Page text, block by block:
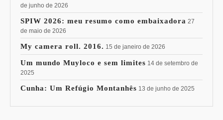
de junho de 2026
SPIW 2026: meu resumo como embaixadora 27
de maio de 2026
My camera roll. 2016. 15 de janeiro de 2026
Um mundo Muyloco e sem limites 14 de setembro de
2025
Cunha: Um Refúgio Montanhês 13 de junho de 2025